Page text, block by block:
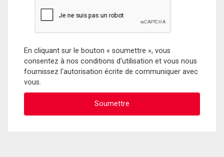
En cliquant sur le bouton « soumettre », vous
consentez à nos conditions d'utilisation et vous nous
fournissez l'autorisation écrite de communiquer avec
vous.